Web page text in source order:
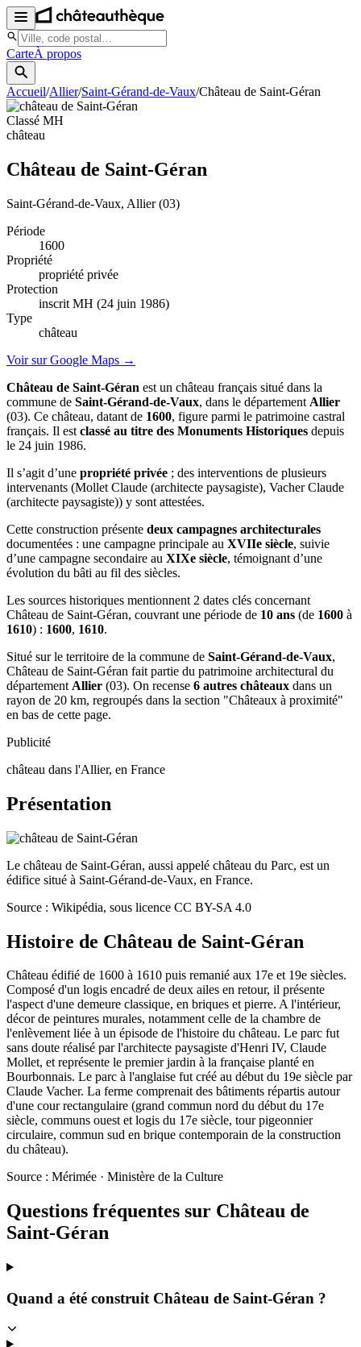
CarteÀ propos
Accueil/Allier/Saint-Gérand-de-Vaux/Château de Saint-Géran
Classé MH
château
Château de Saint-Géran
Saint-Gérand-de-Vaux, Allier(03)
Période
1600
Propriété
propriété privée
Protection
inscrit MH (24 juin 1986)
Type
château
Voir sur Google Maps →
Château de Saint-Géran est un château français situé dans la
commune de Saint-Gérand-de-Vaux, dans le département Allier
(03). Ce château, datant de 1600, figure parmi le patrimoine castral
français. Il est classé au titre des Monuments Historiques depuis
le 24 juin 1986.
Il s’agit d’une propriété privée ; des interventions de plusieurs
intervenants (Mollet Claude (architecte paysagiste), Vacher Claude
(architecte paysagiste)) y sont attestées.
Cette construction présente deux campagnes architecturales
documentées : une campagne principale au XVIIe siècle, suivie
d’une campagne secondaire au XIXe siècle, témoignant d’une
évolution du bâti au fil des siècles.
Les sources historiques mentionnent 2 dates clés concernant
Château de Saint-Géran, couvrant une période de 10 ans (de 1600 à
1610) : 1600, 1610.
Situé sur le territoire de la commune de Saint-Gérand-de-Vaux,
Château de Saint-Géran fait partie du patrimoine architectural du
département Allier (03). On recense 6 autres châteaux dans un
rayon de 20 km, regroupés dans la section "Châteaux à proximité"
en bas de cette page.
Publicité
château dans l'Allier, en France
Présentation
Le château de Saint-Géran, aussi appelé château du Parc, est un
édifice situé à Saint-Gérand-de-Vaux, en France.
Source : Wikipédia, sous licence CC BY-SA 4.0
Histoire de Château de Saint-Géran
Château édifié de 1600 à 1610 puis remanié aux 17e et 19e siècles.
Composé d'un logis encadré de deux ailes en retour, il présente
l'aspect d'une demeure classique, en briques et pierre. A l'intérieur,
décor de peintures murales, notamment celle de la chambre de
l'enlèvement liée à un épisode de l'histoire du château. Le parc fut
sans doute réalisé par l'architecte paysagiste d'Henri IV, Claude
Mollet, et représente le premier jardin à la française planté en
Bourbonnais. Le parc à l'anglaise fut créé au début du 19e siècle par
Claude Vacher. La ferme comprenait des bâtiments répartis autour
d'une cour rectangulaire (grand commun nord du début du 17e
siècle, communs ouest et logis du 17e siècle, tour pigeonnier
circulaire, commun sud en brique contemporain de la construction
du château).
Source : Mérimée · Ministère de la Culture
Questions fréquentes sur Château de
Saint-Géran
Quand a été construit Château de Saint-Géran ?